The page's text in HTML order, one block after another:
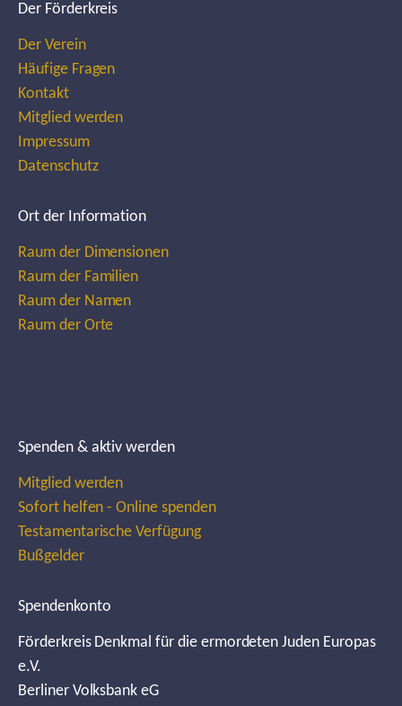
Der Förderkreis
Der Verein
Häufige Fragen
Kontakt
Mitglied werden
Impressum
Datenschutz
Ort der Information
Raum der Dimensionen
Raum der Familien
Raum der Namen
Raum der Orte
Spenden & aktiv werden
Mitglied werden
Sofort helfen - Online spenden
Testamentarische Verfügung
Bußgelder
Spendenkonto
Förderkreis Denkmal für die ermordeten Juden Europas
e.V.
Berliner Volksbank eG